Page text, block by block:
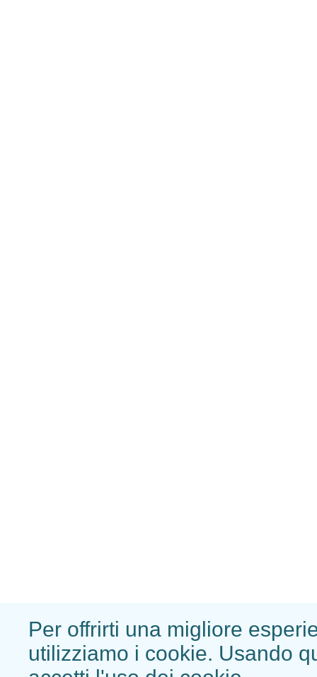
Per offrirti una migliore
utilizziamo i cookie. Usando